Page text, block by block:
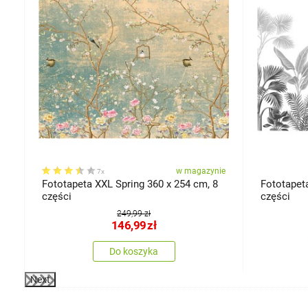
7x w magazynie
Fototapeta XXL Spring 360 x 254 cm, 8
części
249,99 zł
146,99zł
Do koszyka
części
Next